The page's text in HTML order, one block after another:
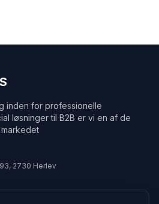
inden for professionelle
løsninger til B2B er vi en af de
2730 Herlev